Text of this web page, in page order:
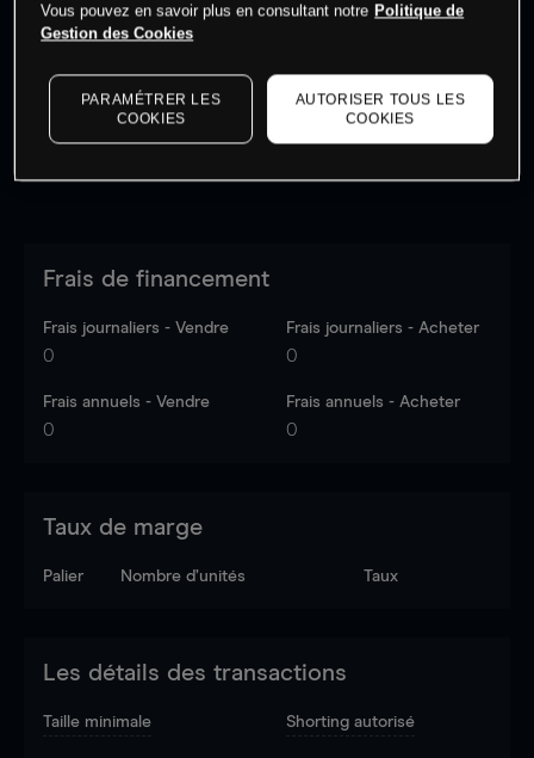
Les prix sont indicatifs.Connectez-vous pour voir les
dernières données du marché.
Frais de financement
Frais journaliers - Vendre
0
Frais journaliers - Acheter
0
Frais annuels - Vendre
0
Frais annuels - Acheter
0
Taux de marge
Palier Nombre d’unités Taux
Les détails des transactions
Taille minimale Shorting autorisé
Vous pouvez en savoir plus en consultant notre Politique de
Gestion des Cookies
PARAMÉTRER LES
COOKIES
AUTORISER TOUS LES
COOKIES